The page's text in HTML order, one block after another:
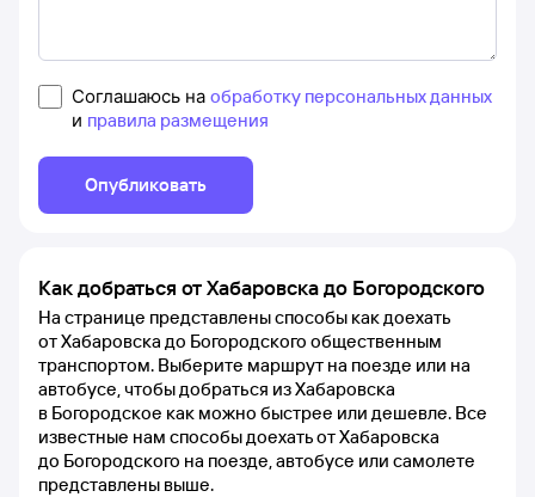
Соглашаюсь на обработку персональных данных
и правила размещения
Опубликовать
Как добраться от Хабаровска до Богородского
На странице представлены способы как доехать
от Хабаровска до Богородского общественным
транспортом. Выберите маршрут на поезде или на
автобусе, чтобы добраться из Хабаровска
в Богородское как можно быстрее или дешевле. Все
известные нам способы доехать от Хабаровска
до Богородского на поезде, автобусе или самолете
представлены выше.